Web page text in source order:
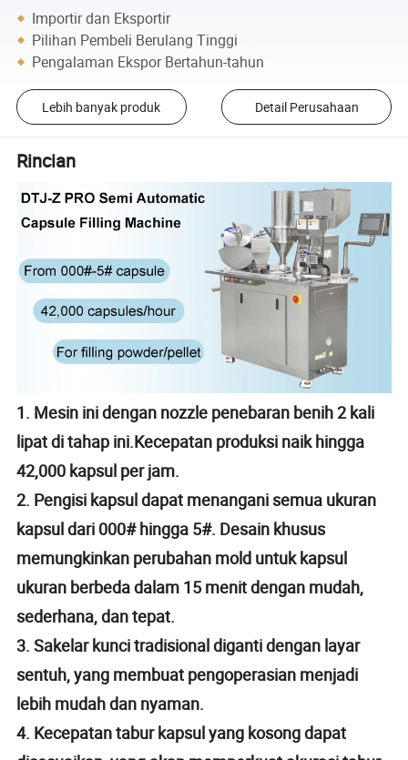
Importir dan Eksportir
Pilihan Pembeli Berulang Tinggi
Pengalaman Ekspor Bertahun-tahun
Lebih banyak produk Detail Perusahaan
Rincian
1. Mesin ini dengan nozzle penebaran benih 2 kali
lipat di tahap ini.Kecepatan produksi naik hingga
42,000 kapsul per jam.
2. Pengisi kapsul dapat menangani semua ukuran
kapsul dari 000# hingga 5#. Desain khusus
memungkinkan perubahan mold untuk kapsul
ukuran berbeda dalam 15 menit dengan mudah,
sederhana, dan tepat.
3. Sakelar kunci tradisional diganti dengan layar
sentuh, yang membuat pengoperasian menjadi
lebih mudah dan nyaman.
4. Kecepatan tabur kapsul yang kosong dapat